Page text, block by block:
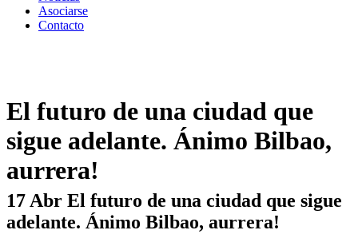
Asociarse
Contacto
El futuro de una ciudad que
sigue adelante. Ánimo Bilbao,
aurrera!
17 Abr El futuro de una ciudad que sigue
adelante. Ánimo Bilbao, aurrera!